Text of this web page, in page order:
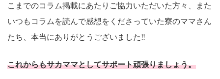
こまでのコラム掲載にあたりご協力いただいた方々、また
いつもコラムを読んで感想をくださっていた寮のママさん
たち、本当にありがとうございました‼︎
これからもサカママとしてサポート頑張りましょう。